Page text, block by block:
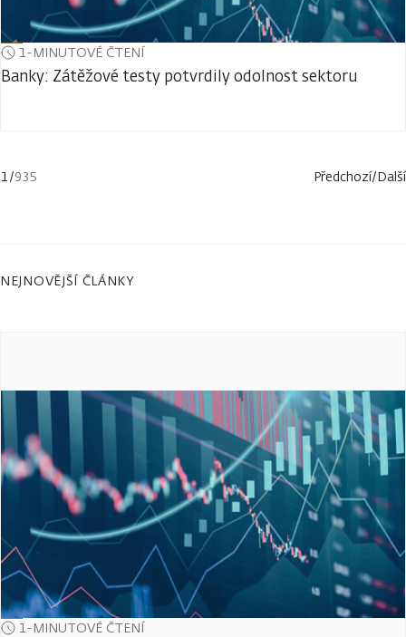
1-MINUTOVÉ ČTENÍ
Banky: Zátěžové testy potvrdily odolnost sektoru
1/935 Předchozí/Další
NEJNOVĚJŠÍ ČLÁNKY
1-MINUTOVÉ ČTENÍ